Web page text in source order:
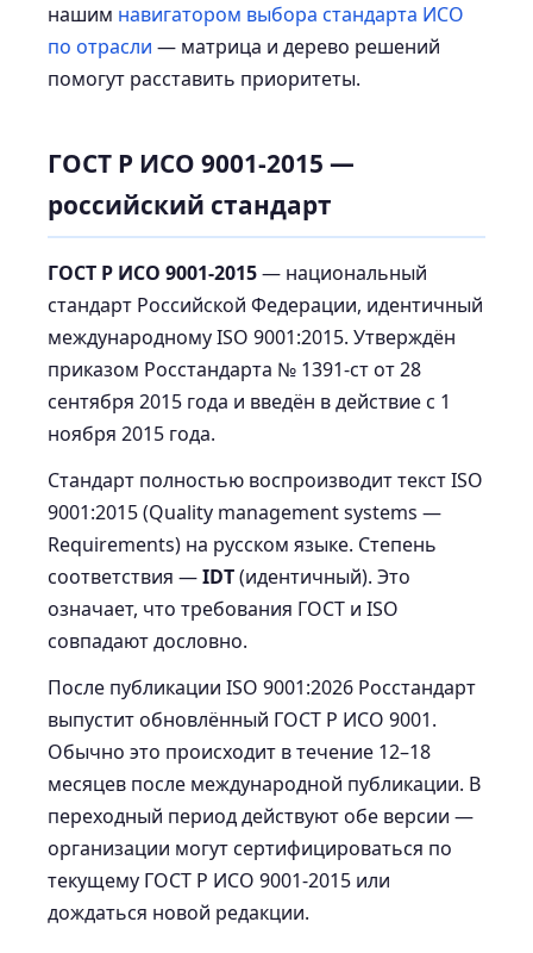
нашим навигатором выбора стандарта ИСО
по отрасли — матрица и дерево решений
помогут расставить приоритеты.
ГОСТ Р ИСО 9001-2015 —
российский стандарт
ГОСТ Р ИСО 9001-2015— национальный
стандарт Российской Федерации, идентичный
международному ISO 9001:2015. Утверждён
приказом Росстандарта № 1391-ст от 28
сентября 2015 года и введён в действие с 1
ноября 2015 года.
Стандарт полностью воспроизводит текст ISO
9001:2015 (Quality management systems —
Requirements) на русском языке. Степень
соответствия —IDT(идентичный). Это
означает, что требования ГОСТ и ISO
совпадают дословно.
После публикации ISO 9001:2026 Росстандарт
выпустит обновлённый ГОСТ Р ИСО 9001.
Обычно это происходит в течение 12–18
месяцев после международной публикации. В
переходный период действуют обе версии —
организации могут сертифицироваться по
текущему ГОСТ Р ИСО 9001-2015 или
дождаться новой редакции.